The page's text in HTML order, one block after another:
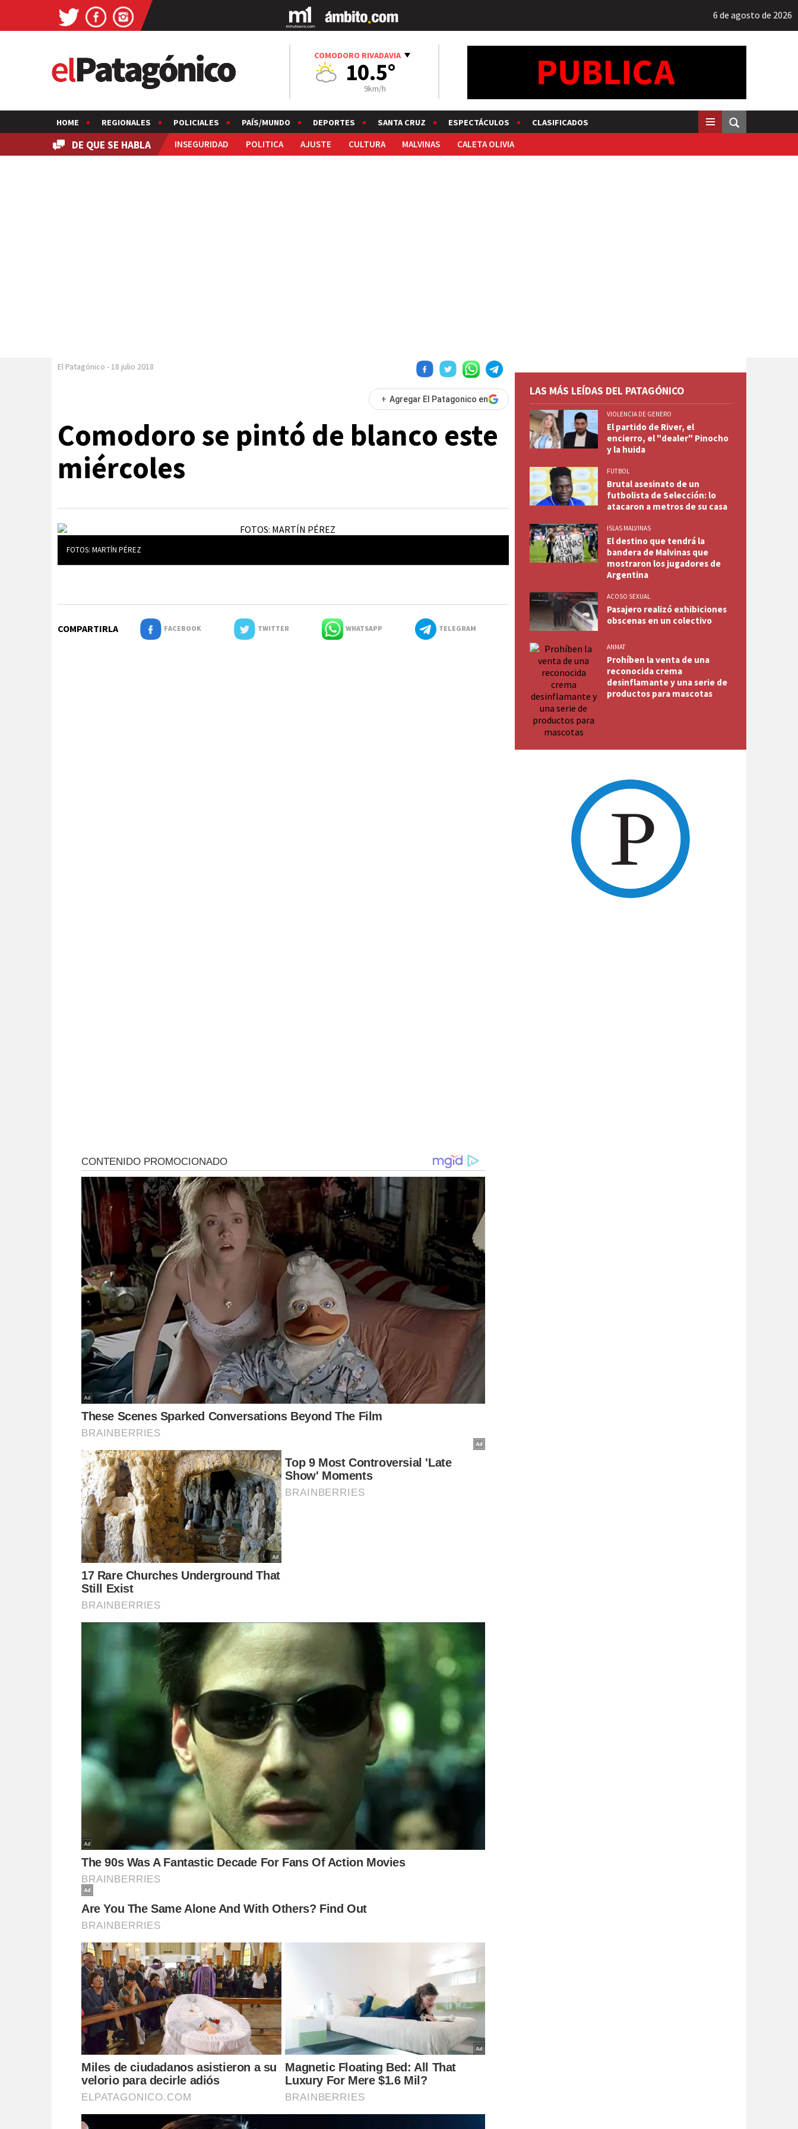
6 de agosto de 2026
COMODORO RIVADAVIA
10.5°
9km/h
HOME REGIONALES POLICIALES PAÍS/MUNDO DEPORTES SANTA CRUZ ESPECTÁCULOS CLASIFICADOS
DE QUE SE HABLA INSEGURIDAD POLITICA AJUSTE CULTURA MALVINAS CALETA OLIVIA
El Patagónico - 18 julio 2018
+ Agregar El Patagonico en
Comodoro se pintó de blanco este
miércoles
FOTOS: MARTÍN PÉREZ
COMPARTIRLA FACEBOOK TWITTER WHATSAPP TELEGRAM
LAS MÁS LEÍDAS DEL PATAGÓNICO
VIOLENCIA DE GENERO
El partido de River, el
encierro, el "dealer" Pinocho
y la huida
FUTBOL
Brutal asesinato de un
futbolista de Selección: lo
atacaron a metros de su casa
ISLAS MALVINAS
El destino que tendrá la
bandera de Malvinas que
mostraron los jugadores de
Argentina
ACOSO SEXUAL
Pasajero realizó exhibiciones
obscenas en un colectivo
ANMAT
Prohíben la venta de una
reconocida crema
desinflamante y una serie de
productos para mascotas